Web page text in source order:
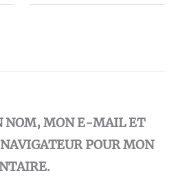
NOM, MON E-MAIL ET
POUR MON